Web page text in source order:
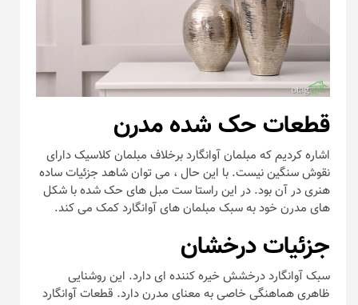
قطعات حک شده مدرن
اشاره کردیم که مبلمان آوانگارد برخلاف مبلمان کلاسیک دارای
نقوش سنگین نیست. با این حال ، می توان شاهد جزئیات ساده
هنری در آن بود. در این راستا ست مبل های حک شده با شکل
های مدرن خود به سبک مبلمان های آوانگارد کمک می کند.
جزئیات درخشان
سبک آوانگارد درخشش خیره کننده ای دارد. این روشنایی
ظاهری هماهنگی خاصی به معنای مدرن دارد. قطعات آوانگارد